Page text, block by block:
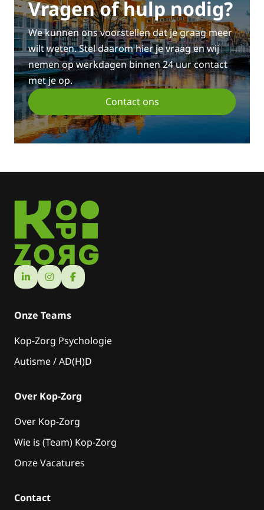
Vragen of hulp nodig?
We kunnen ons voorstellen dat je graag meer
wilt weten. Stel daarom hier je vraag en wij
nemen op werkdagen binnen 24 uur contact
met je op.
Contact ons
Onze Teams
Kop-Zorg Psychologie
Autisme / AD(H)D
Over Kop-Zorg
Over Kop-Zorg
Wie is (Team) Kop-Zorg
Onze Vacatures
Contact